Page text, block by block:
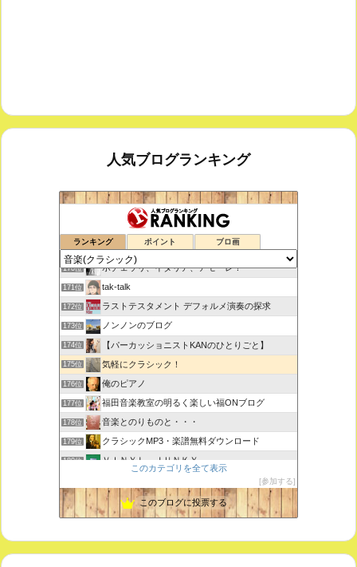
人気ブログランキング
ランキング ポイント ブロ画
思えば遠くへ来たもんだ
169位 室内楽コンサート・レッスンいたします
170位 ボチェッリ、イタリア、アモーレ！
171位 tak-talk
172位 ラストテスタメント デフォルメ演奏の探求
173位 ノンノンのブログ
174位 【パーカッショニストKANのひとりごと】
175位 気軽にクラシック！
176位 俺のピアノ
177位 福田音楽教室の明るく楽しい福ONブログ
178位 音楽とのりものと・・・
179位 クラシックMP3・楽譜無料ダウンロード
180位 ＶＩＮＹＬ ＪＵＮＫＹ
182位 未来の音楽研究所 音楽哲学・思想 平林 遼
このカテゴリを全て表示
参加する
このブログに投票する